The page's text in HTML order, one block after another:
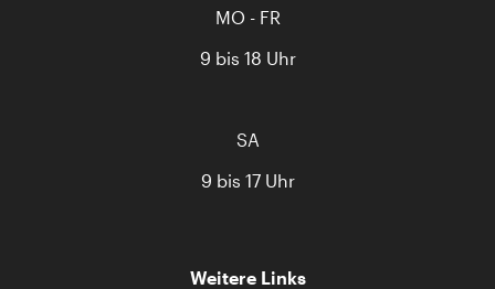
MO - FR
9 bis 18 Uhr
SA
9 bis 17 Uhr
Weitere Links